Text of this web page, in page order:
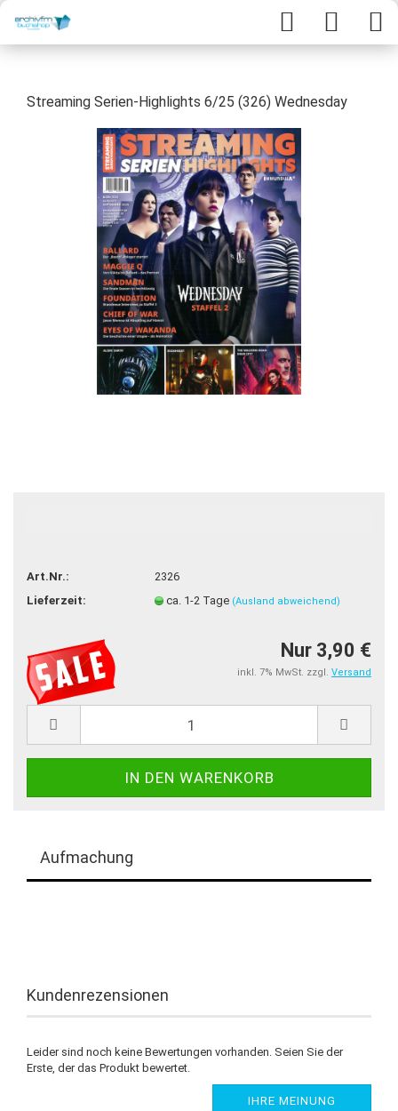
Streaming Serien-Highlights 6/25 (326) Wednesday
Art.Nr.:
2326
Lieferzeit:
ca. 1-2 Tage (Ausland abweichend)
Nur 3,90 €
inkl. 7% MwSt. zzgl. Versand
Aufmachung
Kundenrezensionen
Leider sind noch keine Bewertungen vorhanden. Seien Sie der
Erste, der das Produkt bewertet.
IHRE MEINUNG